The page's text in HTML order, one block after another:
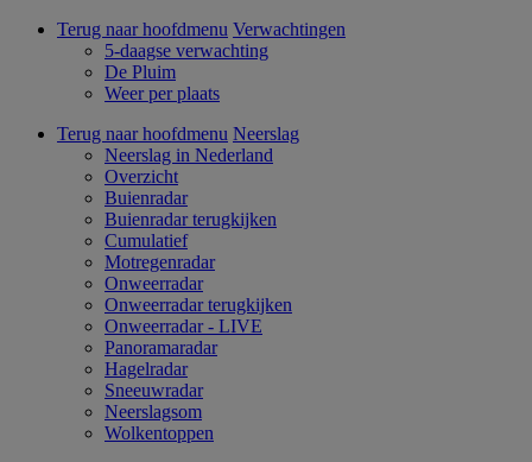
Terug naar hoofdmenu Verwachtingen
5-daagse verwachting
De Pluim
Weer per plaats
Terug naar hoofdmenu Neerslag
Neerslag in Nederland
Overzicht
Buienradar
Buienradar terugkijken
Cumulatief
Motregenradar
Onweerradar
Onweerradar terugkijken
Onweerradar - LIVE
Panoramaradar
Hagelradar
Sneeuwradar
Neerslagsom
Wolkentoppen